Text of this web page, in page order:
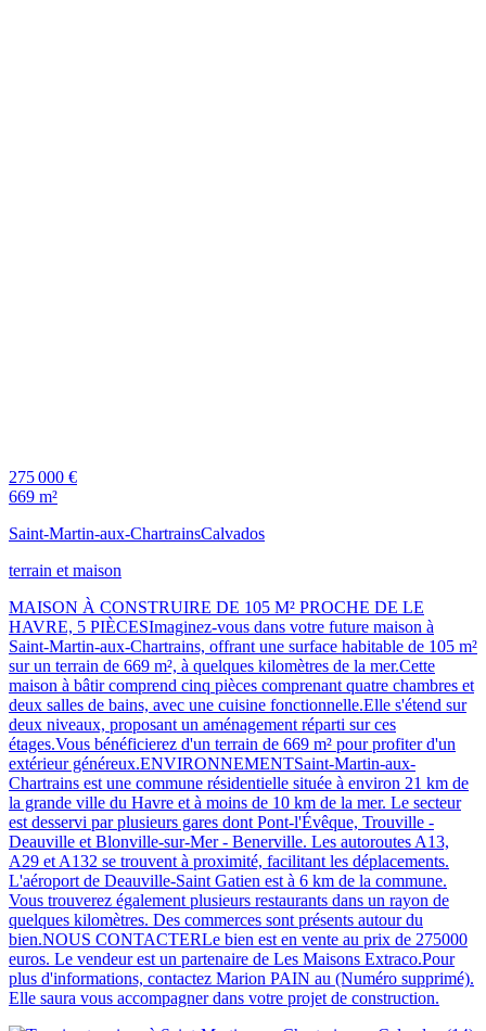
275 000 €
669 m²
Saint-Martin-aux-ChartrainsCalvados
terrain et maison
MAISON À CONSTRUIRE DE 105 M² PROCHE DE LE
HAVRE, 5 PIÈCESImaginez-vous dans votre future maison à
Saint-Martin-aux-Chartrains, offrant une surface habitable de 105 m²
sur un terrain de 669 m², à quelques kilomètres de la mer.Cette
maison à bâtir comprend cinq pièces comprenant quatre chambres et
deux salles de bains, avec une cuisine fonctionnelle.Elle s'étend sur
deux niveaux, proposant un aménagement réparti sur ces
étages.Vous bénéficierez d'un terrain de 669 m² pour profiter d'un
extérieur généreux.ENVIRONNEMENTSaint-Martin-aux-
Chartrains est une commune résidentielle située à environ 21 km de
la grande ville du Havre et à moins de 10 km de la mer. Le secteur
est desservi par plusieurs gares dont Pont-l'Évêque, Trouville -
Deauville et Blonville-sur-Mer - Benerville. Les autoroutes A13,
A29 et A132 se trouvent à proximité, facilitant les déplacements.
L'aéroport de Deauville-Saint Gatien est à 6 km de la commune.
Vous trouverez également plusieurs restaurants dans un rayon de
quelques kilomètres. Des commerces sont présents autour du
bien.NOUS CONTACTERLe bien est en vente au prix de 275000
euros. Le vendeur est un partenaire de Les Maisons Extraco.Pour
plus d'informations, contactez Marion PAIN au (Numéro supprimé).
Elle saura vous accompagner dans votre projet de construction.